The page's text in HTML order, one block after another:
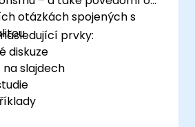
otázkách spojených s
prvky:
diskuze
slajdech